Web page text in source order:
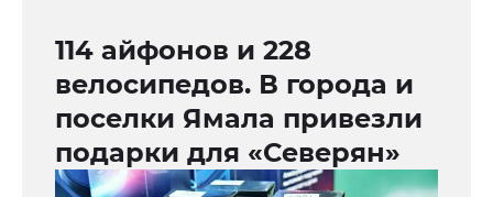
114 айфонов и 228
велосипедов. В города и
поселки Ямала привезли
подарки для «Северян»